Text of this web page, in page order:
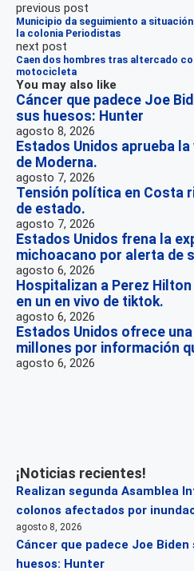
previous post
Municipio da seguimiento a situación
la colonia Periodistas
next post
Caen dos hombres tras altercado
motocicleta
You may also like
Cáncer que padece Joe
sus huesos: Hunter
agosto 8, 2026
Estados Unidos aprueba
de Moderna.
agosto 7, 2026
Tensión política en Costa
de estado.
agosto 7, 2026
Estados Unidos frena la
michoacano por alerta de
agosto 6, 2026
Hospitalizan a Perez
en un en vivo de tiktok.
agosto 6, 2026
Estados Unidos ofrece
millones por información
agosto 6, 2026
¡Noticias recientes!
Realizan segunda Asamblea
colonos afectados por
agosto 8, 2026
Cáncer que padece Joe
huesos: Hunter